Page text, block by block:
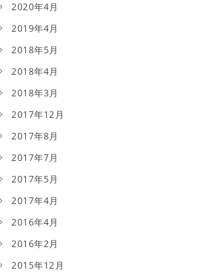
2020年4月
2019年4月
2018年5月
2018年4月
2018年3月
2017年12月
2017年8月
2017年7月
2017年5月
2017年4月
2016年4月
2016年2月
2015年12月